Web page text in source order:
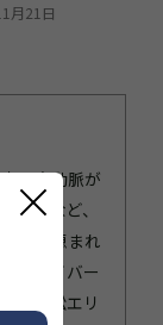
月21日
の大動脈が
道路など、
トに恵まれ
ドライバー
や浜松エリ